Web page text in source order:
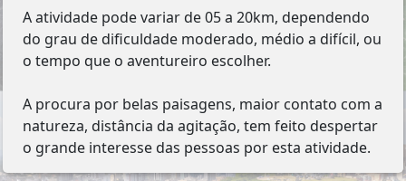
A atividade pode variar de 05 a 20km, dependendo
do grau de dificuldade moderado, médio a difícil, ou
o tempo que o aventureiro escolher.
A procura por belas paisagens, maior contato com a
natureza, distância da agitação, tem feito despertar
o grande interesse das pessoas por esta atividade.